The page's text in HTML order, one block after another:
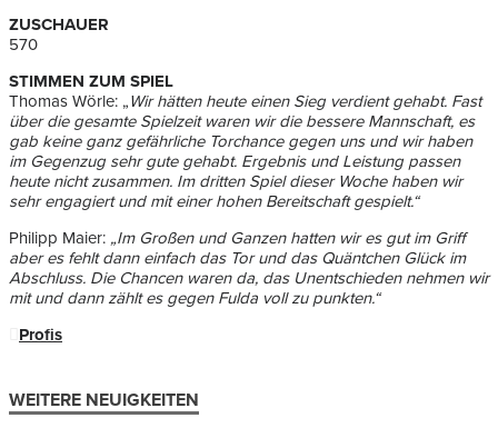
ZUSCHAUER
570
STIMMEN ZUM SPIEL
Thomas Wörle: „Wir hätten heute einen Sieg verdient gehabt. Fast
über die gesamte Spielzeit waren wir die bessere Mannschaft, es
gab keine ganz gefährliche Torchance gegen uns und wir haben
im Gegenzug sehr gute gehabt. Ergebnis und Leistung passen
heute nicht zusammen. Im dritten Spiel dieser Woche haben wir
sehr engagiert und mit einer hohen Bereitschaft gespielt.“
Philipp Maier: „Im Großen und Ganzen hatten wir es gut im Griff
aber es fehlt dann einfach das Tor und das Quäntchen Glück im
Abschluss. Die Chancen waren da, das Unentschieden nehmen wir
mit und dann zählt es gegen Fulda voll zu punkten.“
Profis
WEITERE NEUIGKEITEN